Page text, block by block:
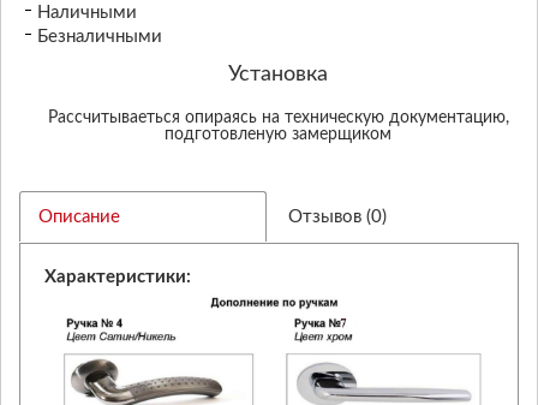
Наличными
Безналичными
Установка
Рассчитываеться опираясь на техническую документацию,
подготовленую замерщиком
Описание Отзывов (0)
Характеристики: